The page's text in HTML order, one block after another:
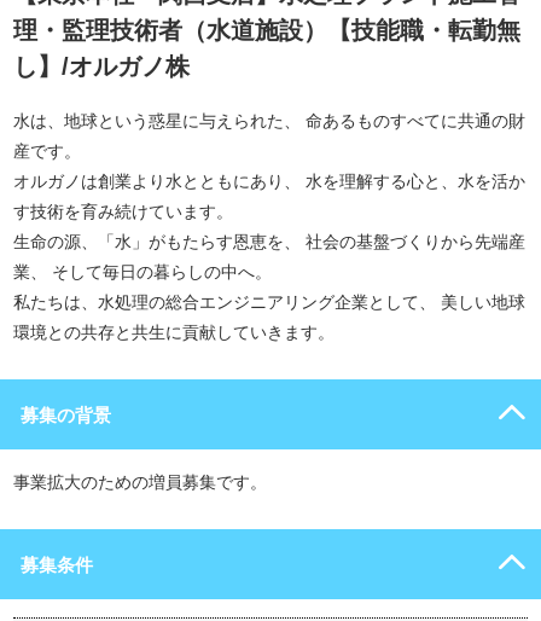
理・監理技術者（水道施設）【技能職・転勤無
し】/オルガノ株
水は、地球という惑星に与えられた、 命あるものすべてに共通の財
産です。
オルガノは創業より水とともにあり、 水を理解する心と、水を活か
す技術を育み続けています。
生命の源、「水」がもたらす恩恵を、 社会の基盤づくりから先端産
業、 そして毎日の暮らしの中へ。
私たちは、水処理の総合エンジニアリング企業として、 美しい地球
環境との共存と共生に貢献していきます。
募集の背景
事業拡大のための増員募集です。
募集条件